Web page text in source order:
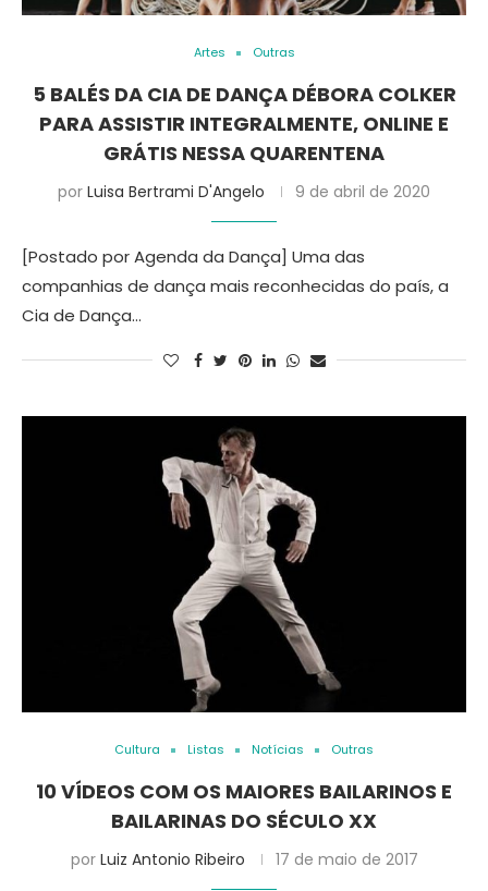
Artes Outras
5 BALÉS DA CIA DE DANÇA DÉBORA COLKER
PARA ASSISTIR INTEGRALMENTE, ONLINE E
GRÁTIS NESSA QUARENTENA
por Luisa Bertrami D'Angelo 9 de abril de 2020
[Postado por Agenda da Dança] Uma das
companhias de dança mais reconhecidas do país, a
Cia de Dança…
Cultura Listas Notícias Outras
10 VÍDEOS COM OS MAIORES BAILARINOS E
BAILARINAS DO SÉCULO XX
por Luiz Antonio Ribeiro 17 de maio de 2017